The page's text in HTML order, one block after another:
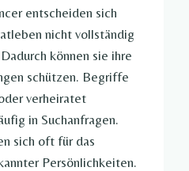
entscheiden sich
nicht vollständig
können sie ihre
schützen. Begriffe
verheiratet
in Suchanfragen.
sich oft für das
Persönlichkeiten.